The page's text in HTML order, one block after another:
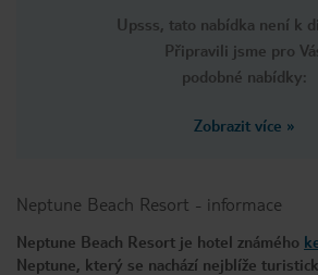
Upsss, tato nabídka není k
Připravili jsme pro
podobné nabídky:
Zobrazit více »
Neptune Beach Resort - informace
Neptune Beach Resort je hotel známého
Neptune, který se nachází nejblíže